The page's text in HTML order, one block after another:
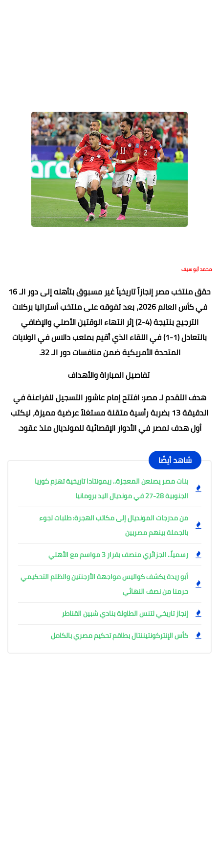
محمد أبو سيف
حقق منتخب مصر إنجازاً تاريخياً غير مسبوق بتأهله إلى دور الـ 16
في كأس العالم 2026، بعد تفوقه على منتخب أستراليا بركلات
الترجيح بنتيجة (4-2) إثر انتهاء الوقتين الأصلي والإضافي
بالتعادل (1-1) في اللقاء الذي أقيم بملعب دالاس في الولايات
المتحدة الأمريكية ضمن منافسات دور الـ 32.
​ تفاصيل المباراة والأهداف
​هدف التقدم لـ مصر: افتتح إمام عاشور التسجيل للفراعنة في
الدقيقة 13 بضربة رأسية متقنة مستغلاً عرضية مميزة، ليكتب
أول هدف لمصر في الأدوار الإقصائية للمونديال منذ عقود.
شاهد أيضًا
بنات مصر يصنعن المعجزة.. ريمونتادا تاريخية تهزم كوريا
الجنوبية 28-27 في مونديال اليد برومانيا
من مدرجات المونديال إلى مكاتب الهجرة: طلبات لجوء
بالجملة بينهم مصريين
رسمياً.. الجزائري منصف بقرار 3 مواسم مع الأهلي
أبو ريدة يكشف كواليس مواجهة الأرجنتين والظلم التحكيمي
حرمنا من نصف النهائي
إنجاز تاريخي لتنس الطاولة بنادي شبين القناطر
كأس الإنتركونتيننتال بطاقم تحكيم مصري بالكامل